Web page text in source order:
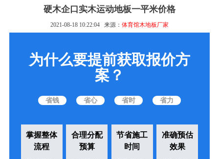
硬木企口实木运动地板一平米价格
2021-08-18 10:22:04 来源： 体育馆木地板厂家
为什么要提前获取报价方
案？
省钱 省心 省时 省力
掌握整体
流程
合理分配
预算
节省施工
时间
准确预估
效果